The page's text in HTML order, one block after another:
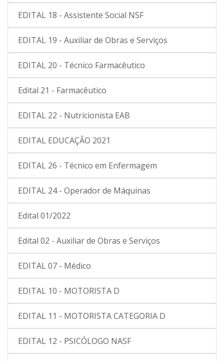
EDITAL 18 - Assistente Social NSF
EDITAL 19 - Auxiliar de Obras e Serviços
EDITAL 20 - Técnico Farmacêutico
Edital 21 - Farmacêutico
EDITAL 22 - Nutricionista EAB
EDITAL EDUCAÇÂO 2021
EDITAL 26 - Técnico em Enfermagem
EDITAL 24 - Operador de Máquinas
Edital 01/2022
Edital 02 - Auxiliar de Obras e Serviços
EDITAL 07 - Médico
EDITAL 10 - MOTORISTA D
EDITAL 11 - MOTORISTA CATEGORIA D
EDITAL 12 - PSICÓLOGO NASF